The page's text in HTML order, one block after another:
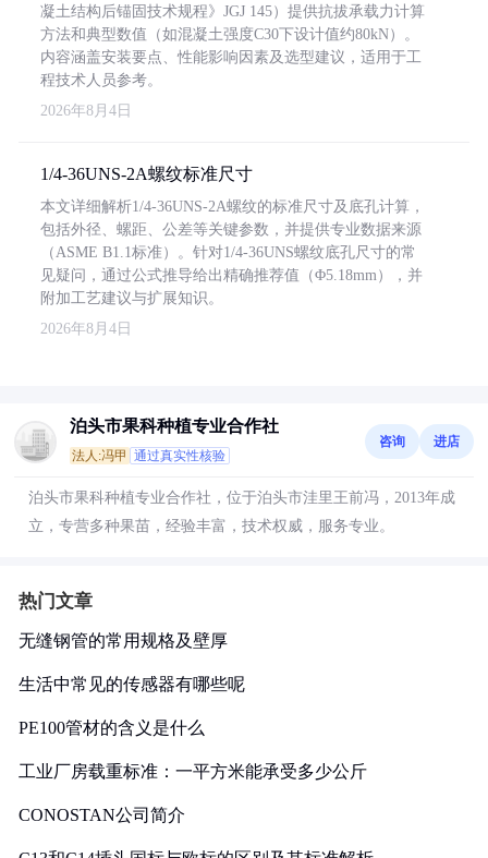
凝土结构后锚固技术规程》JGJ 145）提供抗拔承载力计算
方法和典型数值（如混凝土强度C30下设计值约80kN）。
内容涵盖安装要点、性能影响因素及选型建议，适用于工
程技术人员参考。
2026年8月4日
1/4-36UNS-2A螺纹标准尺寸
本文详细解析1/4-36UNS-2A螺纹的标准尺寸及底孔计算，
包括外径、螺距、公差等关键参数，并提供专业数据来源
（ASME B1.1标准）。针对1/4-36UNS螺纹底孔尺寸的常
见疑问，通过公式推导给出精确推荐值（Φ5.18mm），并
附加工艺建议与扩展知识。
2026年8月4日
泊头市果科种植专业合作社
法人:冯甲 通过真实性核验
咨询 进店
泊头市果科种植专业合作社，位于泊头市洼里王前冯，2013年成
立，专营多种果苗，经验丰富，技术权威，服务专业。
热门文章
无缝钢管的常用规格及壁厚
生活中常见的传感器有哪些呢
PE100管材的含义是什么
工业厂房载重标准：一平方米能承受多少公斤
CONOSTAN公司简介